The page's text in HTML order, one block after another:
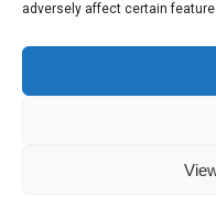
adversely affect certain